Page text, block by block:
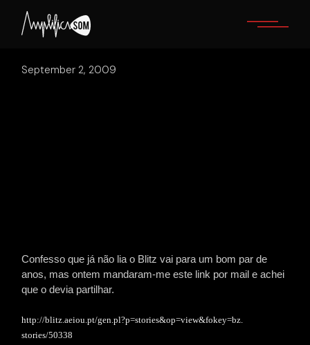
content
September 2, 2009
Confesso que já não lia o Blitz vai para um bom par de
anos, mas ontem mandaram-me este link por mail e achei
que o devia partilhar.
http://blitz.aeiou.pt/gen.pl?p=stories&op=view&fokey=bz.
stories/50338